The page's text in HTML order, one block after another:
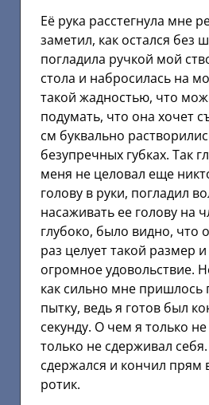
Её рука расстегнула мне
заметил, как остался без
погладила ручкой мой
стола и набросилась на
такой жадностью, что
подумать, что она хочет
см буквально
безупречных губках. Так
меня не целовал еще
голову в руки, погладил
насаживать ее голову на
глубоко, было видно, что
раз целует такой размер
огромное удовольствие.
как сильно мне пришлось
пытку, ведь я готов был
секунду. О чем я только
только не сдерживал
сдержался и кончил прям
ротик.